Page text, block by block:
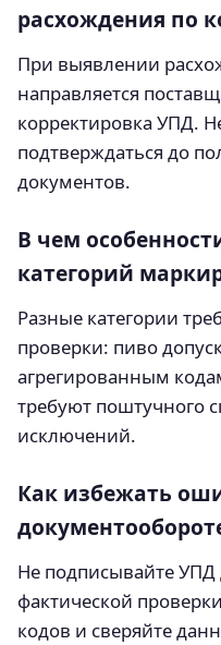
расхождения по
При выявлении
направляется
корректировка УПД.
подтверждаться до
документов.
В чем
категорий
Разные категории
проверки: пиво
агрегированным
требуют поштучного
исключений.
Как избежать
Не подписывайте
фактической
кодов и сверяйте